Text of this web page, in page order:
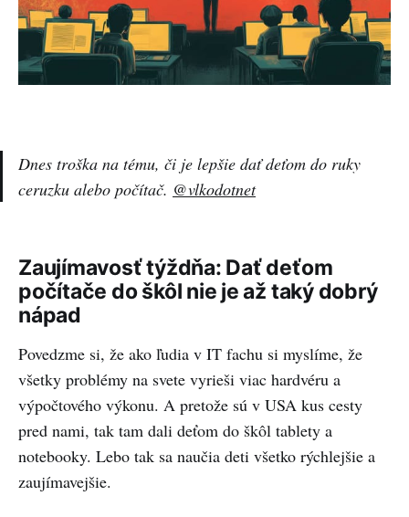
Dnes troška na tému, či je lepšie dať deťom do ruky
ceruzku alebo počítač. @vlkodotnet
Zaujímavosť týždňa: Dať deťom
počítače do škôl nie je až taký dobrý
nápad
Povedzme si, že ako ľudia v IT fachu si myslíme, že
všetky problémy na svete vyrieši viac hardvéru a
výpočtového výkonu. A pretože sú v USA kus cesty
pred nami, tak tam dali deťom do škôl tablety a
notebooky. Lebo tak sa naučia deti všetko rýchlejšie a
zaujímavejšie.